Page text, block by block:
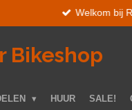
Welkom bij
Bikeshop
HUUR SALE!